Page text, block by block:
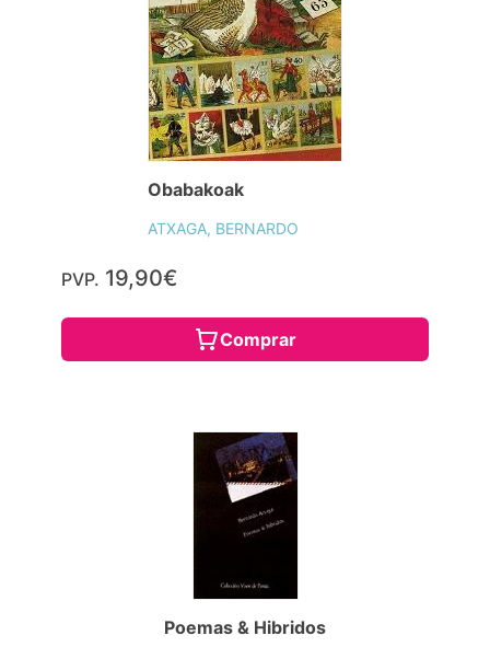
Obabakoak
ATXAGA, BERNARDO
PVP. 19,90€
Comprar
Poemas & Hibridos